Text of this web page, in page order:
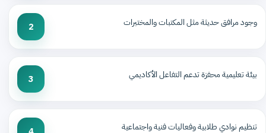
وجود مرافق حديثة مثل المكتبات والمختبرات 2
بيئة تعليمية محفزة تدعم التفاعل الأكاديمي 3
تنظيم نوادي طلابية وفعاليات فنية واجتماعية